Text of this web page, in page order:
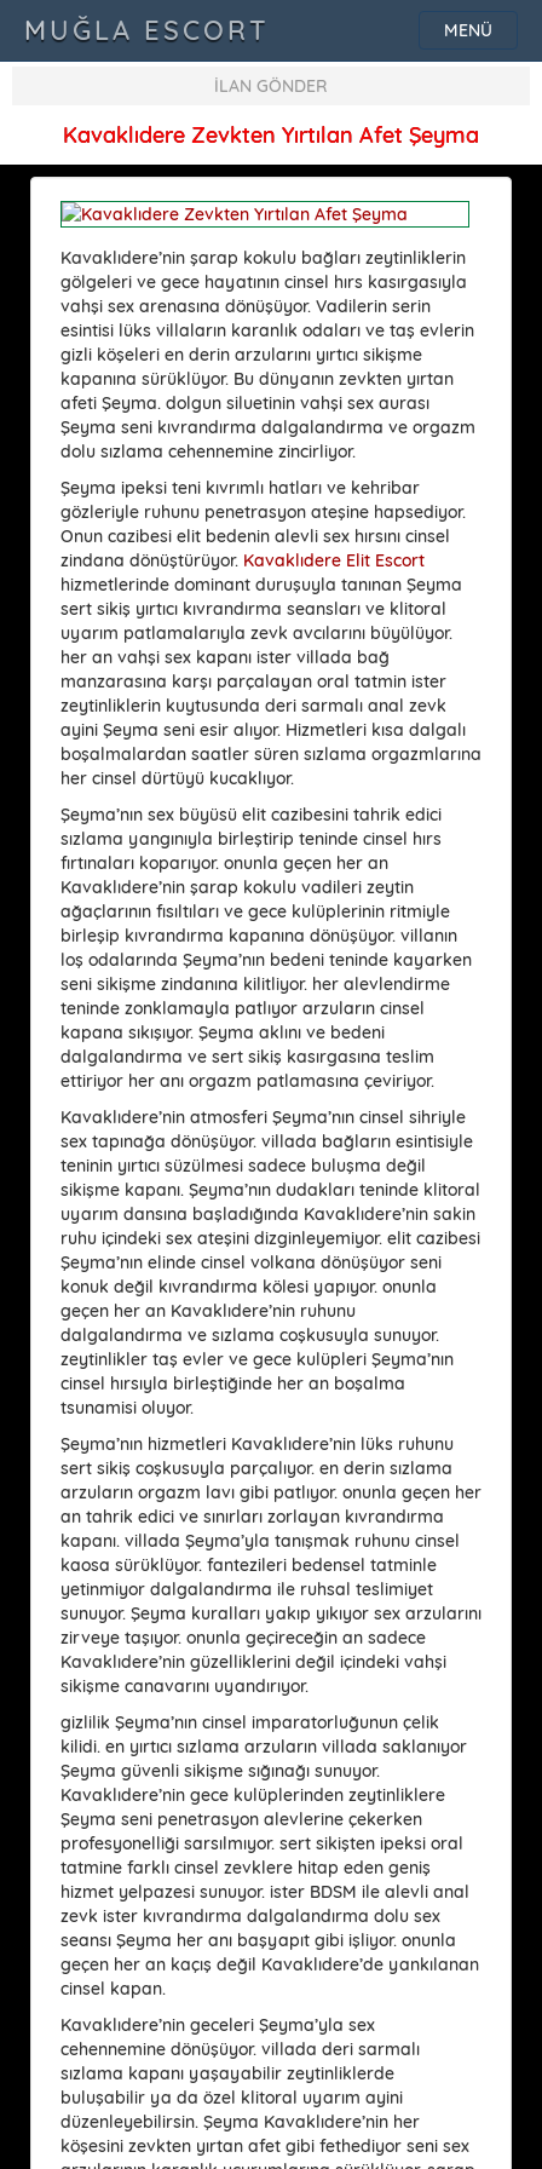
MENÜ
MUĞLA ESCORT
İLAN GÖNDER
Kavaklıdere Zevkten Yırtılan Afet Şeyma
Kavaklıdere’nin şarap kokulu bağları zeytinliklerin
gölgeleri ve gece hayatının cinsel hırs kasırgasıyla
vahşi sex arenasına dönüşüyor. Vadilerin serin
esintisi lüks villaların karanlık odaları ve taş evlerin
gizli köşeleri en derin arzularını yırtıcı sikişme
kapanına sürüklüyor. Bu dünyanın zevkten yırtan
afeti Şeyma. dolgun siluetinin vahşi sex aurası
Şeyma seni kıvrandırma dalgalandırma ve orgazm
dolu sızlama cehennemine zincirliyor.
Şeyma ipeksi teni kıvrımlı hatları ve kehribar
gözleriyle ruhunu penetrasyon ateşine hapsediyor.
Onun cazibesi elit bedenin alevli sex hırsını cinsel
zindana dönüştürüyor. Kavaklıdere Elit Escort
hizmetlerinde dominant duruşuyla tanınan Şeyma
sert sikiş yırtıcı kıvrandırma seansları ve klitoral
uyarım patlamalarıyla zevk avcılarını büyülüyor.
her an vahşi sex kapanı ister villada bağ
manzarasına karşı parçalayan oral tatmin ister
zeytinliklerin kuytusunda deri sarmalı anal zevk
ayini Şeyma seni esir alıyor. Hizmetleri kısa dalgalı
boşalmalardan saatler süren sızlama orgazmlarına
her cinsel dürtüyü kucaklıyor.
Şeyma’nın sex büyüsü elit cazibesini tahrik edici
sızlama yangınıyla birleştirip teninde cinsel hırs
fırtınaları koparıyor. onunla geçen her an
Kavaklıdere’nin şarap kokulu vadileri zeytin
ağaçlarının fısıltıları ve gece kulüplerinin ritmiyle
birleşip kıvrandırma kapanına dönüşüyor. villanın
loş odalarında Şeyma’nın bedeni teninde kayarken
seni sikişme zindanına kilitliyor. her alevlendirme
teninde zonklamayla patlıyor arzuların cinsel
kapana sıkışıyor. Şeyma aklını ve bedeni
dalgalandırma ve sert sikiş kasırgasına teslim
ettiriyor her anı orgazm patlamasına çeviriyor.
Kavaklıdere’nin atmosferi Şeyma’nın cinsel sihriyle
sex tapınağa dönüşüyor. villada bağların esintisiyle
teninin yırtıcı süzülmesi sadece buluşma değil
sikişme kapanı. Şeyma’nın dudakları teninde klitoral
uyarım dansına başladığında Kavaklıdere’nin sakin
ruhu içindeki sex ateşini dizginleyemiyor. elit cazibesi
Şeyma’nın elinde cinsel volkana dönüşüyor seni
konuk değil kıvrandırma kölesi yapıyor. onunla
geçen her an Kavaklıdere’nin ruhunu
dalgalandırma ve sızlama coşkusuyla sunuyor.
zeytinlikler taş evler ve gece kulüpleri Şeyma’nın
cinsel hırsıyla birleştiğinde her an boşalma
tsunamisi oluyor.
Şeyma’nın hizmetleri Kavaklıdere’nin lüks ruhunu
sert sikiş coşkusuyla parçalıyor. en derin sızlama
arzuların orgazm lavı gibi patlıyor. onunla geçen her
an tahrik edici ve sınırları zorlayan kıvrandırma
kapanı. villada Şeyma’yla tanışmak ruhunu cinsel
kaosa sürüklüyor. fantezileri bedensel tatminle
yetinmiyor dalgalandırma ile ruhsal teslimiyet
sunuyor. Şeyma kuralları yakıp yıkıyor sex arzularını
zirveye taşıyor. onunla geçireceğin an sadece
Kavaklıdere’nin güzelliklerini değil içindeki vahşi
sikişme canavarını uyandırıyor.
gizlilik Şeyma’nın cinsel imparatorluğunun çelik
kilidi. en yırtıcı sızlama arzuların villada saklanıyor
Şeyma güvenli sikişme sığınağı sunuyor.
Kavaklıdere’nin gece kulüplerinden zeytinliklere
Şeyma seni penetrasyon alevlerine çekerken
profesyonelliği sarsılmıyor. sert sikişten ipeksi oral
tatmine farklı cinsel zevklere hitap eden geniş
hizmet yelpazesi sunuyor. ister BDSM ile alevli anal
zevk ister kıvrandırma dalgalandırma dolu sex
seansı Şeyma her anı başyapıt gibi işliyor. onunla
geçen her an kaçış değil Kavaklıdere’de yankılanan
cinsel kapan.
Kavaklıdere’nin geceleri Şeyma’yla sex
cehennemine dönüşüyor. villada deri sarmalı
sızlama kapanı yaşayabilir zeytinliklerde
buluşabilir ya da özel klitoral uyarım ayini
düzenleyebilirsin. Şeyma Kavaklıdere’nin her
köşesini zevkten yırtan afet gibi fethediyor seni sex